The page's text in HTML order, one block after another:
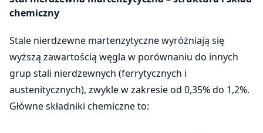
chemiczny
Stale nierdzewne martenzytyczne wyróżniają się
wyższą zawartością węgla w porównaniu do innych
grup stali nierdzewnych (ferrytycznych i
austenitycznych), zwykle w zakresie od 0,35% do 1,2%.
Główne składniki chemiczne to: